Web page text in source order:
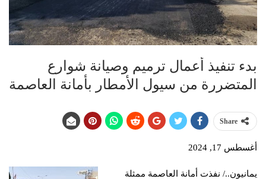
بدء تنفيذ أعمال ترميم وصيانة شوارع
المتضررة من سيول الأمطار بأمانة العاصمة
Share
أغسطس 17, 2024
يمانيون../ نفذت أمانة العاصمة ممثلة